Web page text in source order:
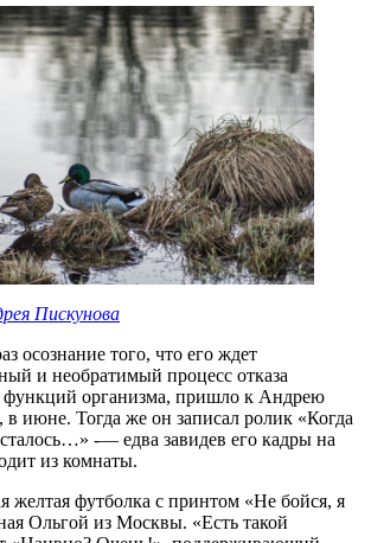
Пискунова
осознание того, что его ждет
и необратимый процесс отказа
организма, пришло к Андрею
в июне. Тогда же он записал ролик «Когда
-— едва завидев его кадры на
из комнаты.
футболка с принтом «Не бойся, я
Ольгой из Москвы. «Есть такой